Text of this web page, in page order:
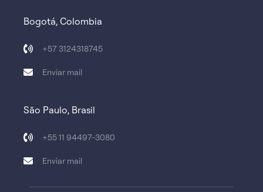
Bogotá, Colombia
+57 3124318745
Enviar mail
São Paulo, Brasil
+55 11 94497-3080
Enviar mail